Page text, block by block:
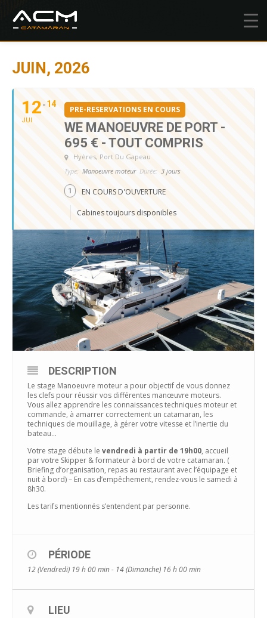
JUIN, 2026
12
JUI
14
PRE-RESERVATIONS EN COURS
WE MANOEUVRE DE PORT -
695 € - TOUT COMPRIS
Hyères, Port Du Gapeau
Type: Manoeuvre moteur Durée: 3 jours
1 EN COURS D'OUVERTURE
Cabines toujours disponibles
DESCRIPTION
Le stage Manoeuvre moteur a pour objectif de vous donnez
les clefs pour réussir vos différentes manœuvre moteurs.
Vous allez apprendre les connaissances techniques moteur et
commande, à amarrer correctement un catamaran, les
techniques de mouillage, à gérer votre vitesse et l’inertie du
bateau…
Votre stage débute le vendredi à partir de 19h00, accueil
par votre Skipper & formateur à bord de votre catamaran. (
Briefing d’organisation, repas au restaurant avec l’équipage et
nuit à bord) – En cas d’empêchement, rendez-vous le samedi à
8h30.
Les tarifs mentionnés s’entendent par personne.
PÉRIODE
12 (Vendredi) 19 h 00 min - 14 (Dimanche) 16 h 00 min
LIEU